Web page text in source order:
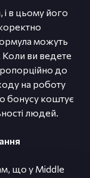
і в цьому його
можуть
Коли ви ведете
до
на роботу
бонусу коштує
людей.
що у Middle